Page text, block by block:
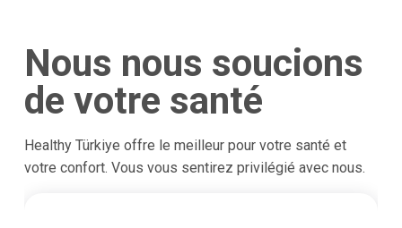
Nous nous soucions
de votre santé
Healthy Türkiye offre le meilleur pour votre santé et
votre confort. Vous vous sentirez privilégié avec nous.